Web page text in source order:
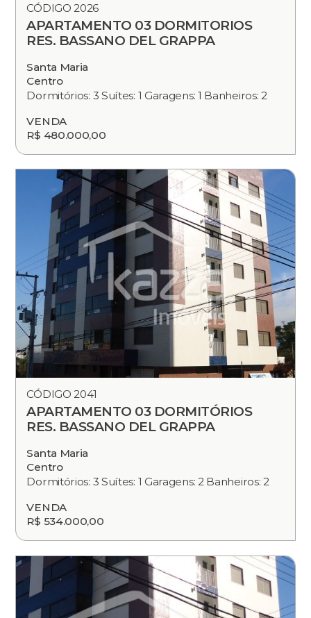
CÓDIGO 2026
APARTAMENTO 03 DORMITORIOS
RES. BASSANO DEL GRAPPA
Santa Maria
Centro
Dormitórios: 3 Suítes: 1 Garagens: 1 Banheiros: 2
VENDA
R$ 480.000,00
CÓDIGO 2041
APARTAMENTO 03 DORMITÓRIOS
RES. BASSANO DEL GRAPPA
Santa Maria
Centro
Dormitórios: 3 Suítes: 1 Garagens: 2 Banheiros: 2
VENDA
R$ 534.000,00